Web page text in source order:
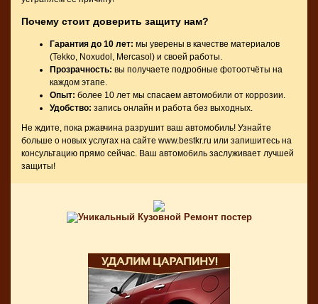
Почему стоит доверить защиту нам?
Гарантия до 10 лет: мы уверены в качестве материалов
(Tekko, Noxudol, Mercasol) и своей работы.
Прозрачность: вы получаете подробные фотоотчёты на
каждом этапе.
Опыт: более 10 лет мы спасаем автомобили от коррозии.
Удобство: запись онлайн и работа без выходных.
Не ждите, пока ржавчина разрушит ваш автомобиль! Узнайте
больше о новых услугах на сайте www.bestkr.ru или запишитесь на
консультацию прямо сейчас. Ваш автомобиль заслуживает лучшей
защиты!